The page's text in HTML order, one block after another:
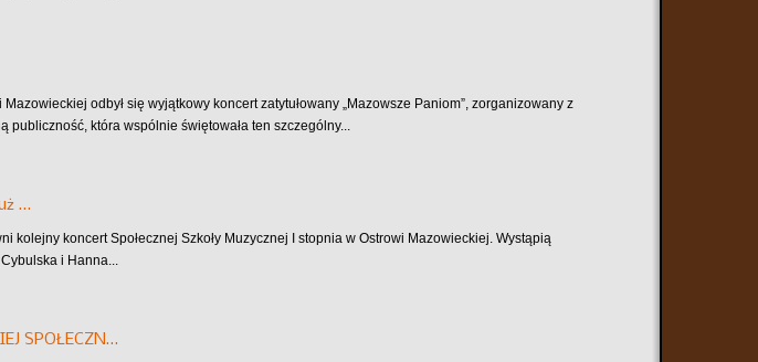
odbył się wyjątkowy koncert zatytułowany „Mazowsze Paniom”, zorganizowany z
publiczność, która wspólnie świętowała ten szczególny...
…
kolejny koncert Społecznej Szkoły Muzycznej I stopnia w Ostrowi Mazowieckiej. Wystąpią
i Hanna...
SPOŁECZN…